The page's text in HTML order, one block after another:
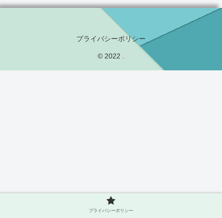
プライバシーポリシー
© 2022 .
プライバシーポリシー